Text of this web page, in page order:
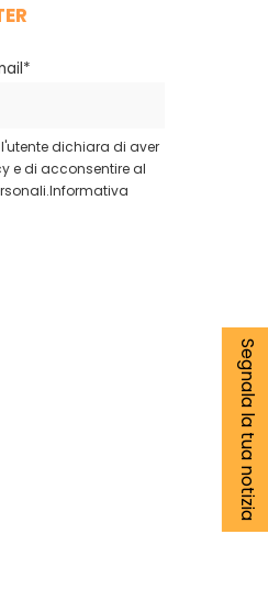
dichiara di aver
e di acconsentire al
Informativa
Segnala la tua notizia